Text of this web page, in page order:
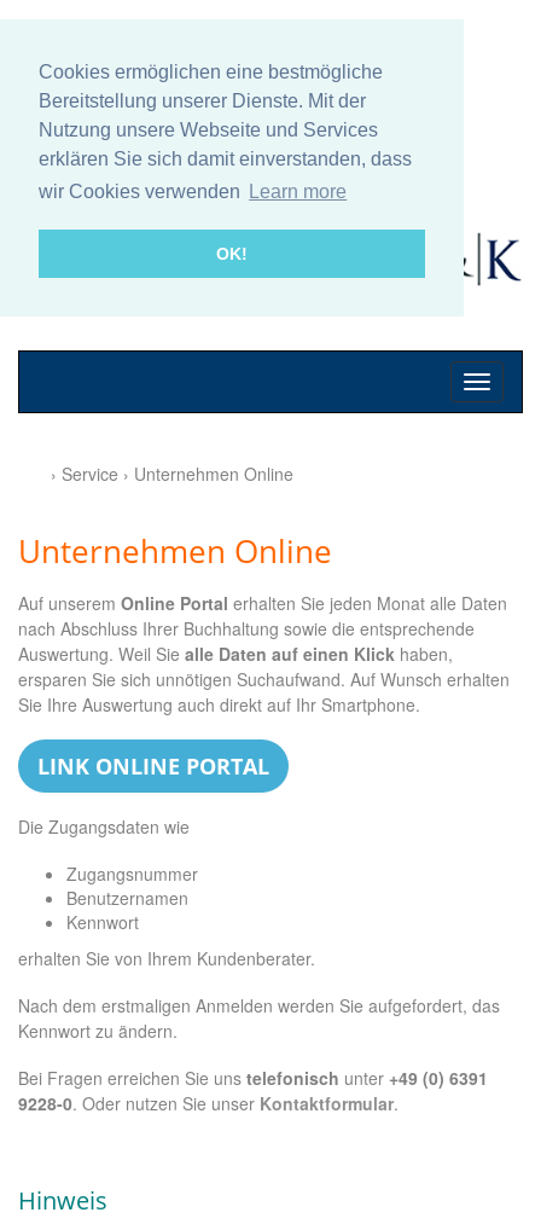
Cookies ermöglichen eine bestmögliche
Bereitstellung unserer Dienste. Mit der
Nutzung unsere Webseite und Services
erklären Sie sich damit einverstanden, dass
wir Cookies verwenden
Learn more
OK!
Mobile
› Service › Unternehmen Online
Unternehmen Online
Auf unserem Online Portal erhalten Sie jeden Monat alle Daten
nach Abschluss Ihrer Buchhaltung sowie die entsprechende
Auswertung. Weil Sie alle Daten auf einen Klick haben,
ersparen Sie sich unnötigen Suchaufwand. Auf Wunsch erhalten
Sie Ihre Auswertung auch direkt auf Ihr Smartphone.
LINK ONLINE PORTAL
Die Zugangsdaten wie
Zugangsnummer
Benutzernamen
Kennwort
erhalten Sie von Ihrem Kundenberater.
Nach dem erstmaligen Anmelden werden Sie aufgefordert, das
Kennwort zu ändern.
Bei Fragen erreichen Sie uns telefonisch unter +49 (0) 6391
9228-0. Oder nutzen Sie unser Kontaktformular.
Hinweis